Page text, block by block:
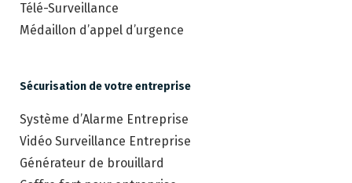
Télé-Surveillance
Médaillon d’appel d’urgence
Sécurisation de votre entreprise
Système d’Alarme Entreprise
Vidéo Surveillance Entreprise
Générateur de brouillard